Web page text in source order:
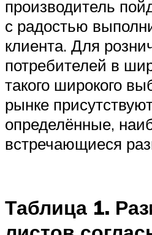
производитель
с радостью
клиента. Для
потребителей в
такого широкого
рынке
определённые,
встречающиеся
Таблица 1.